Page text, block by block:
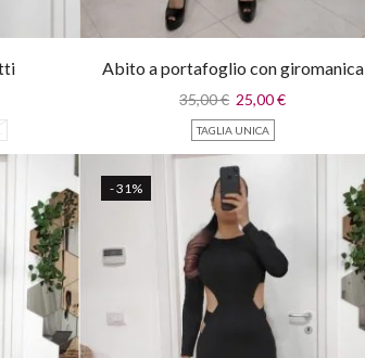
Abito a portafoglio con giromanica
ampio
35,00€ 25,00€
TAGLIA UNICA
- 31%